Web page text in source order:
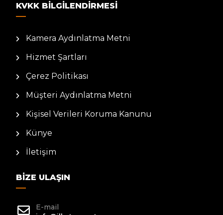
KVKK BILGILENDIRMESI
Kamera Aydınlatma Metni
Hizmet Şartları
Çerez Politikası
Müşteri Aydınlatma Metni
Kişisel Verileri Koruma Kanunu
Künye
İletişim
BIZE ULAŞIN
E-mail